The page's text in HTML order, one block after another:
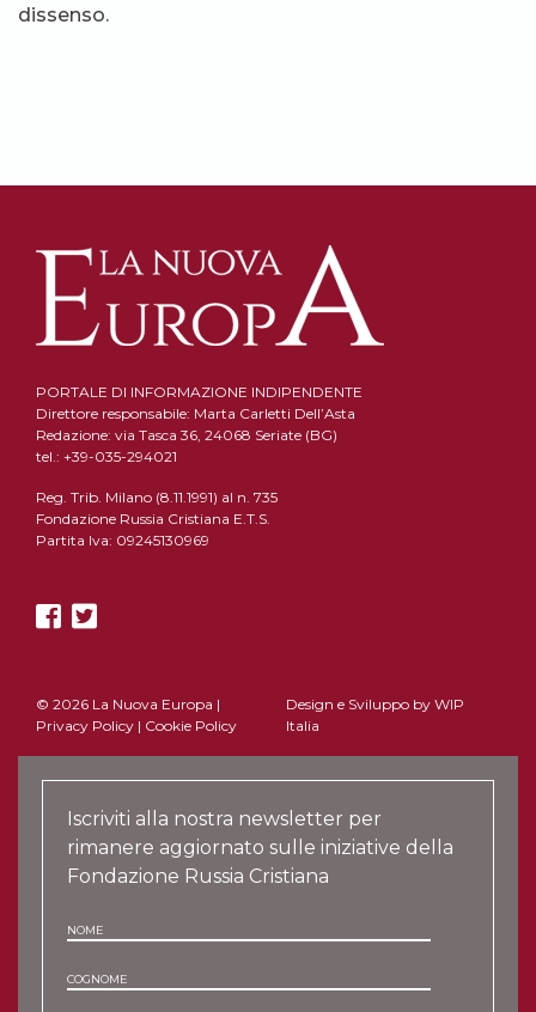
dissenso.
PORTALE DI INFORMAZIONE INDIPENDENTE
Direttore responsabile: Marta Carletti Dell’Asta
Redazione: via Tasca 36, 24068 Seriate (BG)
tel.: +39-035-294021
Reg. Trib. Milano (8.11.1991) al n. 735
Fondazione Russia Cristiana E.T.S.
Partita Iva: 09245130969
© 2026 La Nuova Europa |
Privacy Policy | Cookie Policy
Design e Sviluppo by WIP
Italia
Iscriviti alla nostra newsletter per
rimanere aggiornato sulle iniziative della
Fondazione Russia Cristiana
NOME
COGNOME